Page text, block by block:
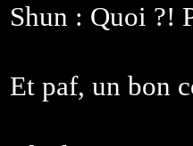
Shun : Quoi ?!
Et paf, un bon